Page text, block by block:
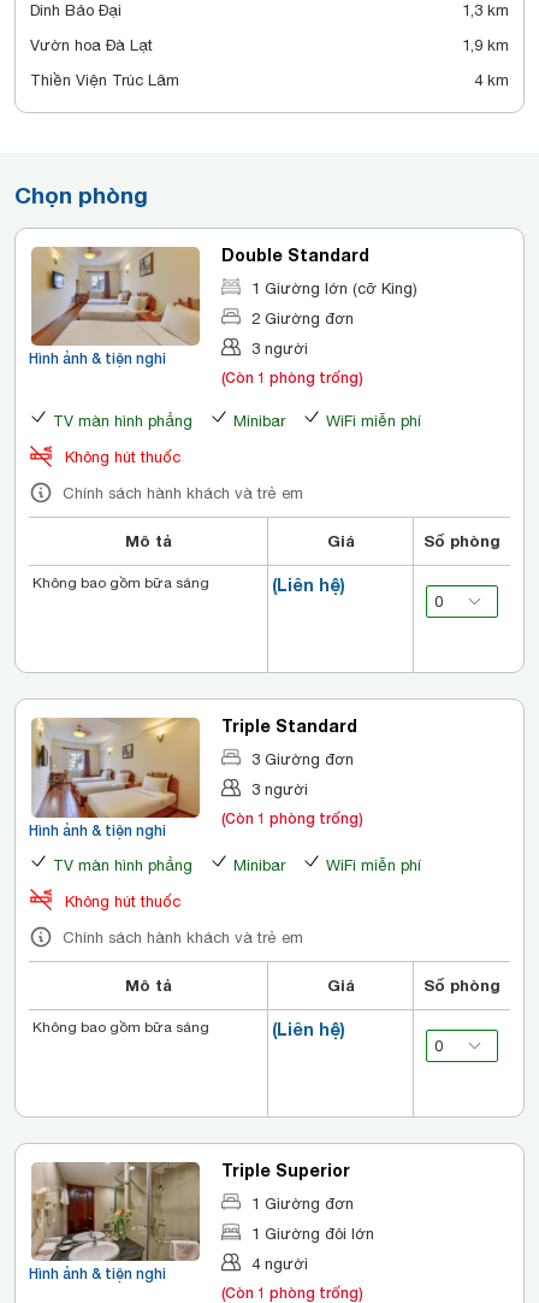
Dinh Bảo Đại
1,3 km
Vườn hoa Đà Lạt
1,9 km
Thiền Viện Trúc Lâm
4 km
Chọn phòng
Hình ảnh & tiện nghi
Double Standard
1 Giường lớn (cỡ King)
2 Giường đơn
3 người
(Còn 1 phòng trống)
TV màn hình phẳng Minibar
WiFi miễn phí
Không hút thuốc
Chính sách hành khách và trẻ em
Mô tả Giá Số phòng
(Liên hệ)
Không bao gồm bữa sáng
Hình ảnh & tiện nghi
Triple Standard
3 Giường đơn
3 người
(Còn 1 phòng trống)
TV màn hình phẳng Minibar
WiFi miễn phí
Không hút thuốc
Chính sách hành khách và trẻ em
Mô tả Giá Số phòng
(Liên hệ)
Không bao gồm bữa sáng
Hình ảnh & tiện nghi
Triple Superior
1 Giường đơn
1 Giường đôi lớn
4 người
(Còn 1 phòng trống)